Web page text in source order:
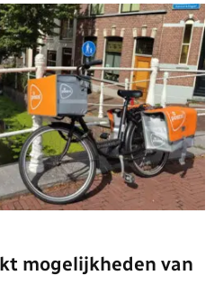
mogelijkheden van